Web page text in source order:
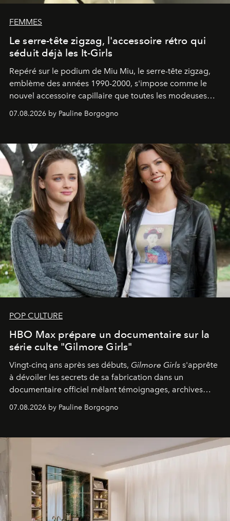
FEMMES
Le serre-tête zigzag, l'accessoire rétro qui
séduit déjà les It-Girls
Repéré sur le podium de Miu Miu, le serre-tête zigzag,
emblème des années 1990-2000, s'impose comme le
nouvel accessoire capillaire que toutes les modeuses
s'arrachent déjà.
07.08.2026 by Pauline Borgogno
POP CULTURE
HBO Max prépare un documentaire sur la
série culte "Gilmore Girls"
Vingt-cinq ans après ses débuts, Gilmore Girls s'apprête
à dévoiler les secrets de sa fabrication dans un
documentaire officiel mêlant témoignages, archives
inédites et plongée dans les coulisses d'un phénomène
générationnel.
07.08.2026 by Pauline Borgogno